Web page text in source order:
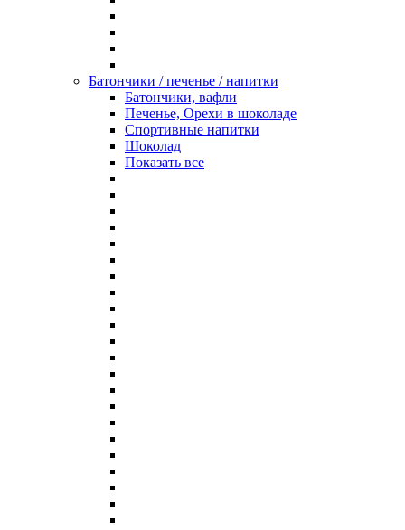
Батончики / печенье / напитки
Батончики, вафли
Печенье, Орехи в шоколаде
Спортивные напитки
Шоколад
Показать все